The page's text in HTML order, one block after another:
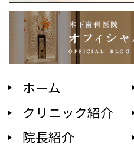
ホーム
クリニック紹介
院長紹介